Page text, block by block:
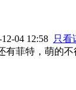
04 12:58 只看
有菲特，萌的不